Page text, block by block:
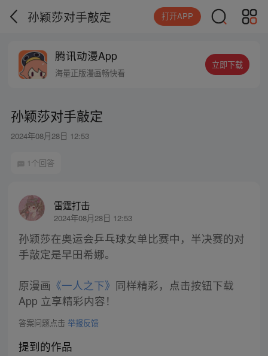
孙颖莎对手敲定 打开APP
腾讯动漫App
海量正版漫画畅快看
立即下载
孙颖莎对手敲定
2024年08月28日 12:53
1个回答
雷霆打击
2024年08月28日 12:53
孙颖莎在奥运会乒乓球女单比赛中，半决赛的对
手敲定是早田希娜。
原漫画 《一人之下》 同样精彩，点击按钮下载
App 立享精彩内容！
答案问题点击 举报反馈
提到的作品